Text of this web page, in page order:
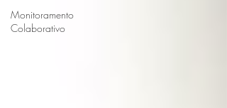
Monitoramento
Colaborativo